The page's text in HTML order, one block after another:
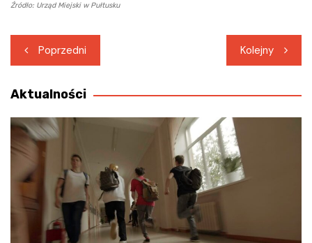
Źródło: Urząd Miejski w Pułtusku
Nawigacja
wpisu
Poprzedni Kolejny
Aktualności